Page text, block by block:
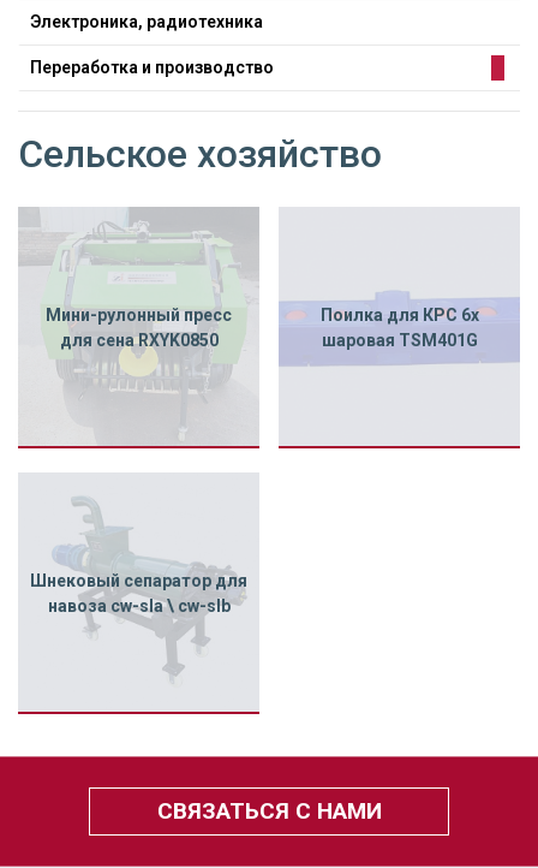
Электроника, радиотехника
Переработка и производство
Сельское хозяйство
Мини-рулонный пресс
для сена RXYK0850
Поилка для КРС 6х
шаровая TSM401G
Шнековый сепаратор для
навоза cw-sla \ cw-slb
СВЯЗАТЬСЯ С НАМИ